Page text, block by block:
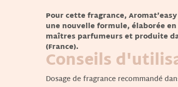
Pour cette fragrance,
une nouvelle formule, élaborée
maîtres parfumeurs et produite
(France).
Conseils
Dosage de fragrance recommandé